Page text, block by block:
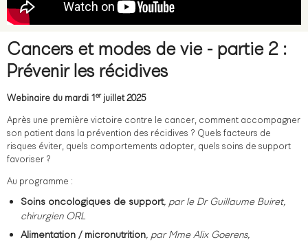
Cancers et modes de vie - partie 2 :
Prévenir les récidives
Webinaire du mardi 1erjuillet 2025
Après une première victoire contre le cancer, comment accompagner
son patient dans la prévention des récidives ? Quels facteurs de
risques éviter, quels comportements adopter, quels soins de support
favoriser ?
Au programme :
Soins oncologiques de support, par le Dr Guillaume Buiret,
chirurgien ORL
Alimentation / micronutrition, par Mme Alix Goerens,